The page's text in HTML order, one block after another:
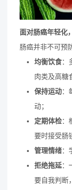
面对肠癌年轻化
肠癌并非不可预
均衡饮食：
肉类及高糖
保持运动：
动；
定期体检：
要时接受肠
管理情绪：
拒绝拖延：
要自我判断